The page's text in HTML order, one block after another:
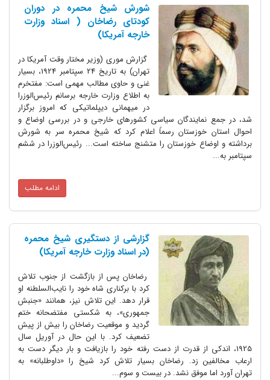
شورش شیخ محمره در دوران
کودتای رضاخان ( اسناد وزارت
خارجه آمریکا)
گزارش موری (وزیر مختار وقت آمریکا در
تهران) به تاریخ 24 سپتامبر 1924، بسیار
غنی و حاوی مطالب مهمی است: مفتخرم
به اطلاع وزارت خارجه برسانم رئیس‌الوزرا
در میهمانی دیپلماتیکی که امروز برگزار
شد، در جمع نمایندگان سیاسی کشورهای خارجی و در بررسی اوضاع و
احوال استان خوزستان رسماً‌ اعلام کرد که شیخ محمره سر به شورش
برداشته و اوضاع خوزستان را متشنج ساخته است... رئیس‌الوزرا در ششم
سپتامبر به...
ادامه مطلب
گزارشی از دستگیری شیخ محمره
(در اسناد وزارت خارجه آمریکا)
رضاخان پس از بازگشت از جنوب تلاش
کرد با برکناری شاه خود را نایب‌السلطنه او
قرار دهد. این تلاش نیز، همانند «جنبش
جمهوری»، به شکستی مفتضحانه ختم
گردید و موقعیت رضاخان را بیش از پیش
تضعیف کرد. با این حال در آوریل سال
1925، اندکی از قدرت از دست رفته خود را بازیافت و بار دیگر دست به
ارعاب مخالفین زد. رضاخان بسیار تلاش کرد شیخ را «داوطلبانه» به
تهران آورد اما موفق نشد. در بیست و سوم...